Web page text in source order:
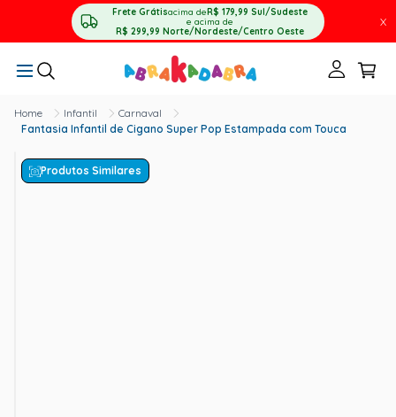
Frete Grátisacima deR$ 179,99 Sul/Sudeste
e acima de
R$ 299,99 Norte/Nordeste/Centro Oeste
X
Infantil
Carnaval
Fantasia Infantil de Cigano Super Pop Estampada com Touca
Produtos Similares